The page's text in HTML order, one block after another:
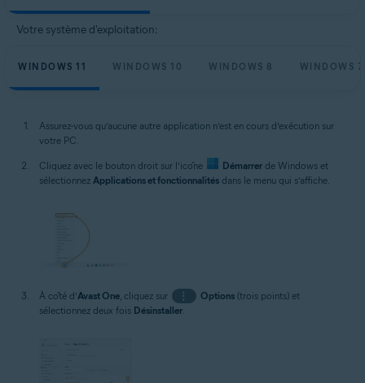
Votre système d'exploitation:
WINDOWS 11 WINDOWS 10 WINDOWS 8 WINDOWS 7
Assurez-vous qu’aucune autre application n’est en cours d’exécution sur
votre PC.
Cliquez avec le bouton droit sur l’icône Démarrer de Windows et
sélectionnez Applications et fonctionnalités dans le menu qui s’affiche.
À côté d’Avast One , cliquez sur ⋮ Options(trois points) et
sélectionnez deux fois Désinstaller